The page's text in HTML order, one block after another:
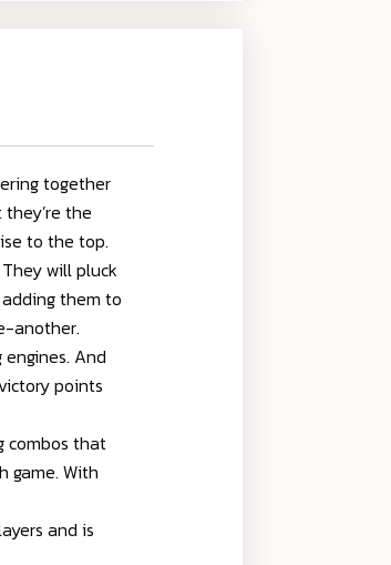
together
the
to the top.
will pluck
them to
another.
engines. And
points
combos that
game. With
and is